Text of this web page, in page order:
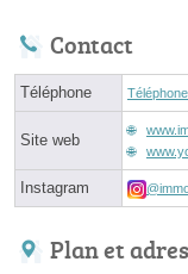
Contact
Téléphone
Site web
Instagram
Plan et